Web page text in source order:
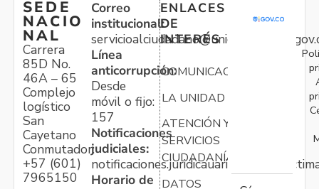
SEDE
NACIO
NAL
Carrera
85D No.
46A – 65
Complejo
logístico
San
Cayetano
Conmutador:
+57 (601)
7965150
Correo
institucional:
Línea
anticorrupción:
Desde
móvil o fijo:
157
Notificaciones
judiciales:
Horario de
ENLACES
DE
INTERÉS
COMUNICACIONES
LA UNIDAD
ATENCIÓN Y
SERVICIOS
CIUDADANÍA
DATOS